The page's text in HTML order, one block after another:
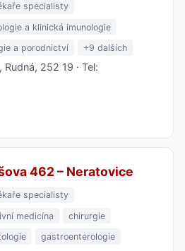
specialisty
a klinická imunologie
a porodnictví +9 dalších
252 19 · Tel:
462 – Neratovice
specialisty
medicína
chirurgie
gastroenterologie